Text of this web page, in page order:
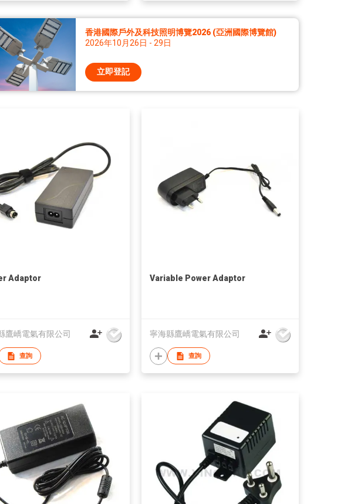
香港國際戶外及科技照明博覽2026 (亞洲國際博覽館)
2026年10月26日 - 29日
立即登記
Adaptor
鷹嶠電氣有限公司
查詢
Variable Power Adaptor
寧海縣鷹嶠電氣有限公司
查詢